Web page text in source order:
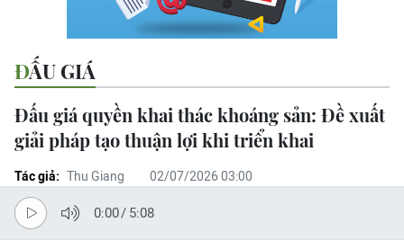
ĐẤU GIÁ
Đấu giá quyền khai thác khoáng sản: Đề xuất
giải pháp tạo thuận lợi khi triển khai
Tác giả: Thu Giang 02/07/2026 03:00
0:00/ 5:08